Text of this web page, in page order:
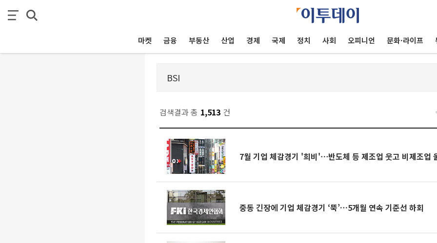
마켓 금융 부동산 산업 경제 국제 정치 사회 오피니언 문화·라이프
검색결과 총 1,513 건
7월 기업 체감경기 '희비'⋯반도체 등 제조업 웃고 비제조업
중동 긴장에 기업 체감경기 ‘뚝’…5개월 연속 기준선 하회